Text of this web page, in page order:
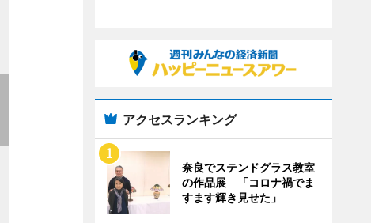
アクセスランキング
奈良でステンドグラス教室
の作品展 「コロナ禍でま
すます輝き見せた」